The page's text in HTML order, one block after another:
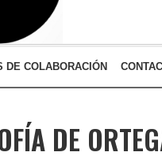
DE COLABORACIÓN
DE